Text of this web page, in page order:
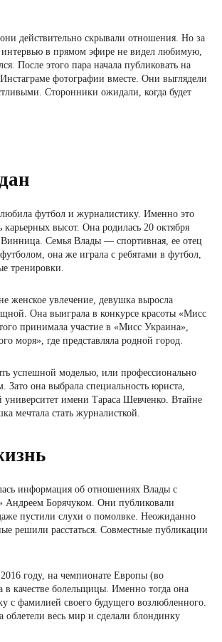
действительно скрывали отношения. Но за
интервью в прямом эфире не видел любимую,
После этого пара начала публиковать на
фотографии вместе. Они выглядели
Сторонники ожидали, когда будет
футбол и журналистику. Именно это
карьерных высот. Она родилась 20 октября
Винница. Семья Влады — спортивная, ее отец
она же играла с ребятами в футбол,
тренировки.
женское увлечение, девушка выросла
Она выиграла в конкурсе красоты «Мисс
принимала участие в «Мисс Украина»,
моря», где представляла родной город.
успешной моделью, или профессионально
Зато она выбрала специальность юриста,
университет имени Тараса Шевченко. Втайне
мечтала стать журналисткой.
информация об отношениях Влады с
Андреем Борячуком. Они публиковали
пустили слухи о помолвке. Неожиданно
решили расстаться. Совместные публикации
году, на чемпионате Европы (во
качестве болельщицы. Именно тогда она
с фамилией своего будущего возлюбленного.
облетели весь мир и сделали блондинку